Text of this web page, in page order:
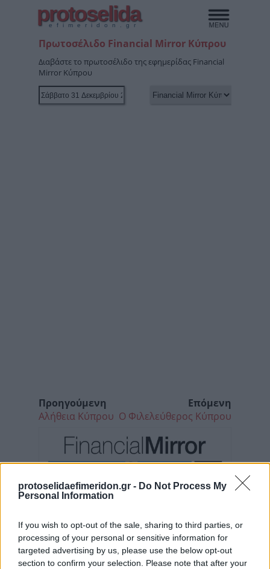
protoselidaefimeridon.gr - Do Not Process My
Personal Information
If you wish to opt-out of the sale, sharing to third parties, or
processing of your personal or sensitive information for
targeted advertising by us, please use the below opt-out
section to confirm your selection. Please note that after your
protoselida
efimeridon.gr
Πρωτοσέλιδο Financial Mirror Kύπρου
Διαβάστε το πρωτοσέλιδο της εφημερίδας Financial
Mirror Kύπρου
Προηγούμενη
Αλήθεια Κύπρου
Επόμενη
Ο Φιλελεύθερος Κύπρου